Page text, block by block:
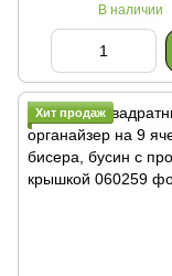
В наличии
Хит продаж